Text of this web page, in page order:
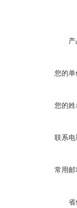
您的单
您的姓
联系电
常用邮
省